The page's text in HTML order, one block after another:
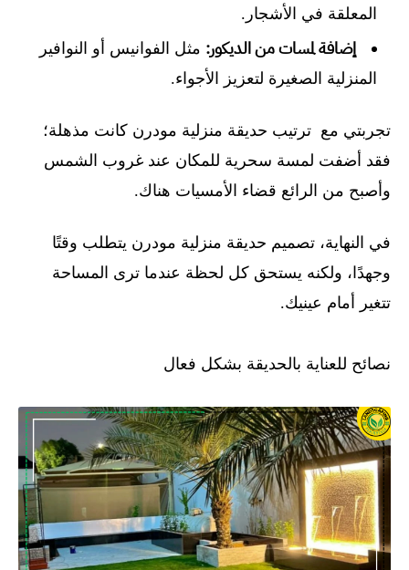
المعلقة في الأشجار.
إضافة لمسات من الديكور: مثل الفوانيس أو النوافير
المنزلية الصغيرة لتعزيز الأجواء.
تجربتي مع ترتيب حديقة منزلية مودرن كانت مذهلة؛
فقد أضفت لمسة سحرية للمكان عند غروب الشمس
وأصبح من الرائع قضاء الأمسيات هناك.
في النهاية، تصميم حديقة منزلية مودرن يتطلب وقتًا
وجهدًا، ولكنه يستحق كل لحظة عندما ترى المساحة
تتغير أمام عينيك.
نصائح للعناية بالحديقة بشكل فعال